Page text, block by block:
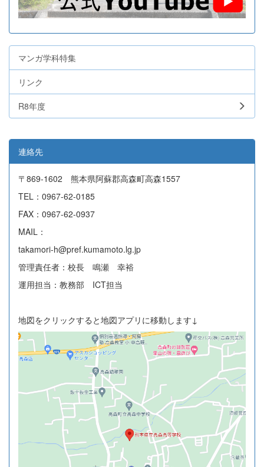
マンガ学科特集
リンク
R8年度
連絡先
〒869-1602 熊本県阿蘇郡高森町高森1557
TEL：0967-62-0185
FAX：0967-62-0937
MAIL：
takamori-h@pref.kumamoto.lg.jp
管理責任者：校長 鳴瀬 幸裕
運用担当：教務部 ICT担当
地図をクリックすると地図アプリに移動します↓